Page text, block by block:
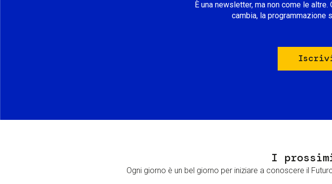
È una newsletter, ma non come le
cambia, la programmazione
I
Ogni giorno è un bel giorno per iniziare a conoscere il